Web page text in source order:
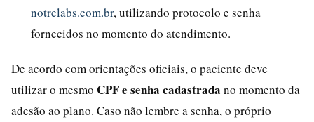
notrelabs.com.br, utilizando protocolo e senha
fornecidos no momento do atendimento.
De acordo com orientações oficiais, o paciente deve
utilizar o mesmo CPF e senha cadastrada no momento da
adesão ao plano. Caso não lembre a senha, o próprio